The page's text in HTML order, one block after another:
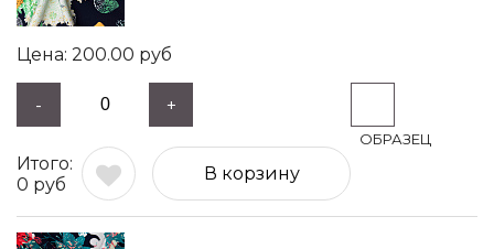
200.00 руб
- +
0 руб
В корзину